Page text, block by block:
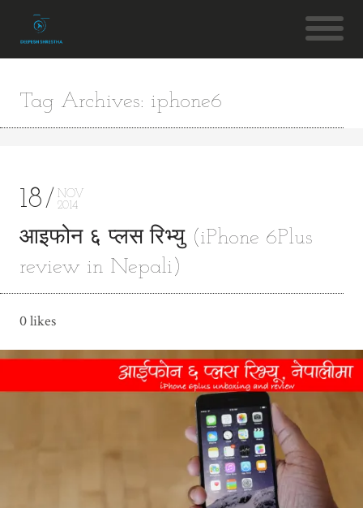
Tag Archives: iphone6
18
NOV
2014
आइफोन ६ प्लस रिभ्यु (iPhone 6Plus
review in Nepali)
0 likes